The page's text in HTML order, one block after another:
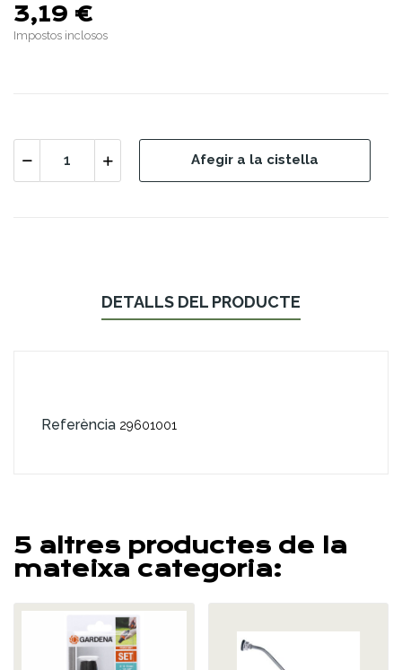
3,19 €
Impostos inclosos
Afegir a la cistella
DETALLS DEL PRODUCTE
Referència 29601001
5 altres productes de la
mateixa categoria: